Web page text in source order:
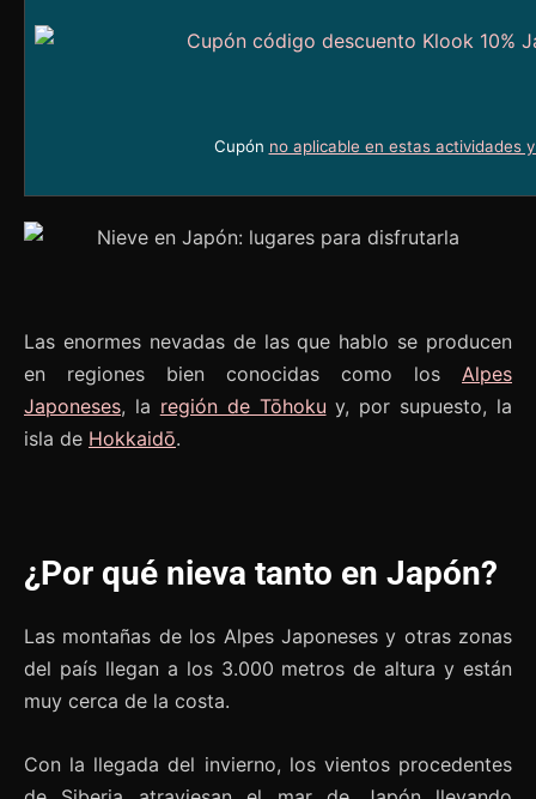
Cupón no aplicable en estas actividades
Las enormes nevadas de las que hablo se producen
en regiones bien conocidas como los Alpes
Japoneses, la región de Tōhoku y, por supuesto, la
isla de Hokkaidō.
¿Por qué nieva tanto en Japón?
Las montañas de los Alpes Japoneses y otras zonas
del país llegan a los 3.000 metros de altura y están
muy cerca de la costa.
Con la llegada del invierno, los vientos procedentes